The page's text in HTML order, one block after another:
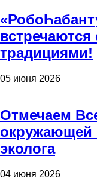
традициями!
05 июня 2026
Отмечаем
окружающей
эколога
04 июня 2026